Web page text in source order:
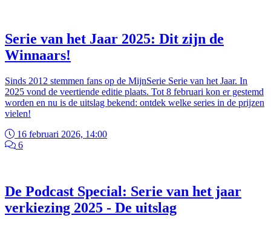
Serie van het Jaar 2025: Dit zijn de
Winnaars!
Sinds 2012 stemmen fans op de MijnSerie Serie van het Jaar. In
2025 vond de veertiende editie plaats. Tot 8 februari kon er gestemd
worden en nu is de uitslag bekend: ontdek welke series in de prijzen
vielen!
16 februari 2026, 14:00
6
De Podcast Special: Serie van het jaar
verkiezing 2025 - De uitslag